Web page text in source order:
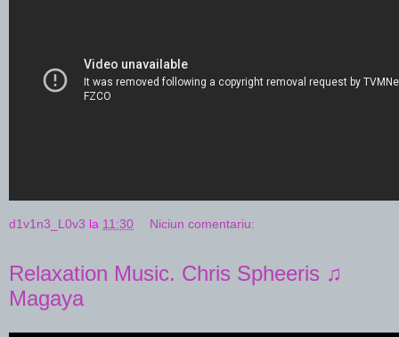
d1v1n3_L0v3 la 11:30 Niciun comentariu:
Relaxation Music. Chris Spheeris ♫
Magaya